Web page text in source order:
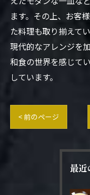
ます。その上、お客
た料理も取り揃えて
現代的なアレンジを
和食の世界を感じて
しています。
< 前のページ
最近